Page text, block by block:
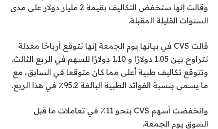
وقالت إنها ستخفض التكاليف بقيمة 2 مليار دولار على مدى
السنوات القليلة المقبلة.
قالت CVS في بيانها يوم الجمعة إنها تتوقع أرباحًا معدلة
تتراوح بين 1.05 دولارًا و 1.10 دولارًا للسهم في الربع الثالث.
وتتوقع تكاليف طبية أعلى مما كان متوقعا في السابق، مع
ما يسمى بنسبة الفوائد الطبية البالغة 95.2٪ في هذا الربع.
وانخفضت أسهم CVS بنحو 11٪ في تعاملات ما قبل
السوق يوم الجمعة.